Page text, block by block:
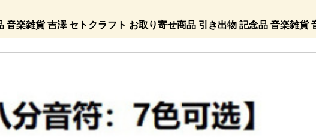
音楽雑貨 吉澤 セトクラフト お取り寄せ商品 引き出物 記念品 音楽雑貨